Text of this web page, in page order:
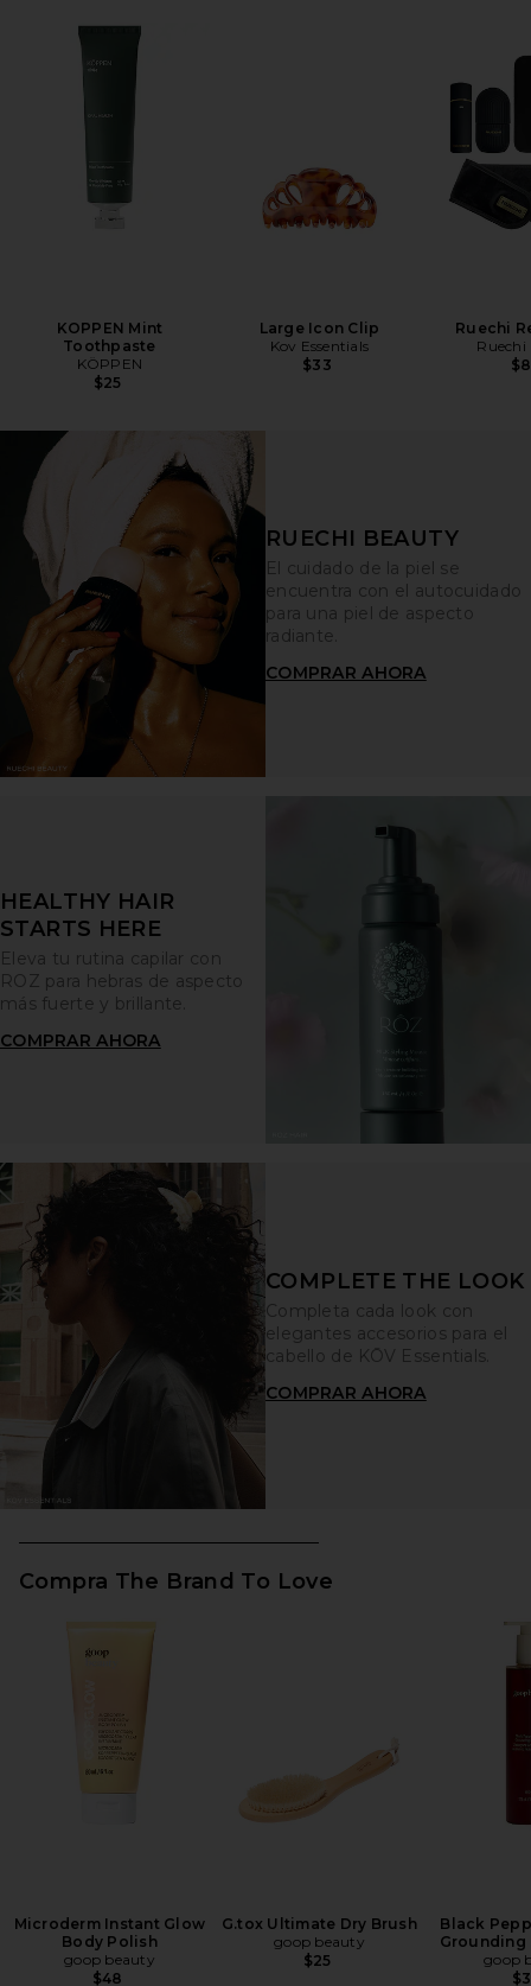
KOPPEN Mint
Toothpaste
KÖPPEN
$25
Large Icon Clip
Kov Essentials
$33
Ruechi
Ruechi
RUECHI BEAUTY
El cuidado de la piel se
encuentra con el autocuidado
para una piel de aspecto
radiante.
COMPRAR AHORA
HEALTHY HAIR
STARTS HERE
Eleva tu rutina capilar con
ROZ para hebras de aspecto
más fuerte y brillante.
COMPRAR AHORA
COMPLETE THE LOOK
Completa cada look con
elegantes accesorios para el
cabello de KŌV Essentials.
COMPRAR AHORA
Compra The Brand To Love
Microderm Instant Glow
Body Polish
goop beauty
$48
G.tox Ultimate Dry Brush
goop beauty
$25
Black
Grounding
goop